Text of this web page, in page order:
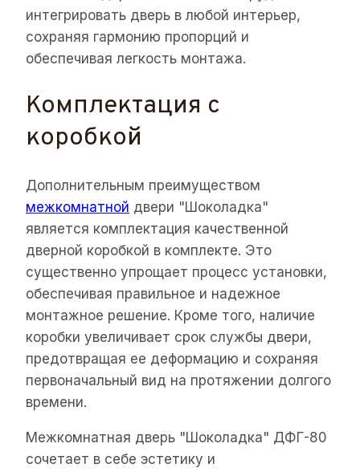
интегрировать дверь в любой интерьер,
сохраняя гармонию пропорций и
обеспечивая легкость монтажа.
Комплектация с
коробкой
Дополнительным преимуществом
межкомнатной двери "Шоколадка"
является комплектация качественной
дверной коробкой в комплекте. Это
существенно упрощает процесс установки,
обеспечивая правильное и надежное
монтажное решение. Кроме того, наличие
коробки увеличивает срок службы двери,
предотвращая ее деформацию и сохраняя
первоначальный вид на протяжении долгого
времени.
Межкомнатная дверь "Шоколадка" ДФГ-80
сочетает в себе эстетику и